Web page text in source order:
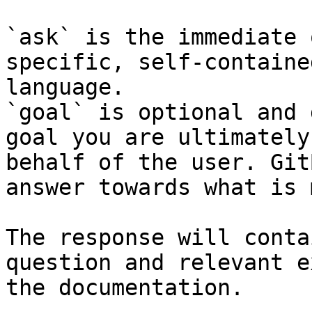
`ask` is the
specific, self-
language.
`goal` is optional and
goal you are
behalf of the user.
answer towards what
The response will
question and relevant
the documentation.